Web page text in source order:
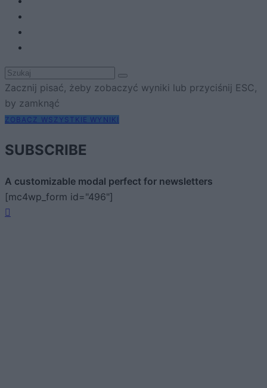
Zacznij pisać, żeby zobaczyć wyniki lub przyciśnij ESC,
by zamknąć
ZOBACZ WSZYSTKIE WYNIKI
SUBSCRIBE
A customizable modal perfect for newsletters
[mc4wp_form id="496"]